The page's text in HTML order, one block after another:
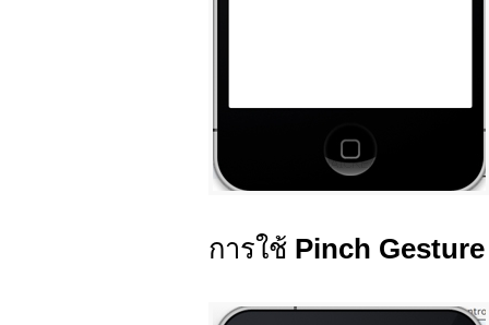
การใช้ Pinch